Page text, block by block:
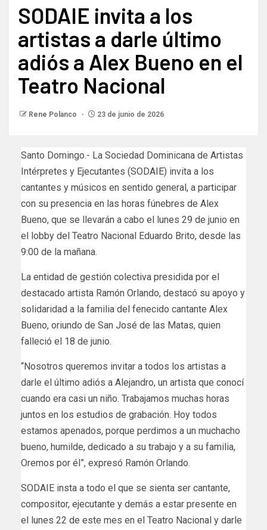
SODAIE invita a los
artistas a darle último
adiós a Alex Bueno en el
Teatro Nacional
Rene Polanco 23 de junio de 2026
Santo Domingo.- La Sociedad Dominicana de Artistas
Intérpretes y Ejecutantes (SODAIE) invita a los
cantantes y músicos en sentido general, a participar
con su presencia en las horas fúnebres de Alex
Bueno, que se llevarán a cabo el lunes 29 de junio en
el lobby del Teatro Nacional Eduardo Brito, desde las
9:00 de la mañana.
La entidad de gestión colectiva presidida por el
destacado artista Ramón Orlando, destacó su apoyo y
solidaridad a la familia del fenecido cantante Alex
Bueno, oriundo de San José de las Matas, quien
falleció el 18 de junio.
“Nosotros queremos invitar a todos los artistas a
darle el último adiós a Alejandro, un artista que conocí
cuando era casi un niño. Trabajamos muchas horas
juntos en los estudios de grabación. Hoy todos
estamos apenados, porque perdimos a un muchacho
bueno, humilde, dedicado a su trabajo y a su familia,
Oremos por él”, expresó Ramón Orlando.
SODAIE insta a todo el que se sienta ser cantante,
compositor, ejecutante y demás a estar presente en
el lunes 22 de este mes en el Teatro Nacional y darle